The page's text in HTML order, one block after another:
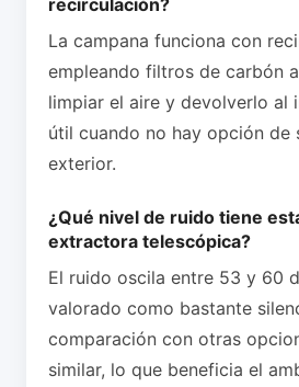
La campana funciona con
empleando filtros de carbón
limpiar el aire y devolverlo al
útil cuando no hay opción de
exterior.
¿Qué nivel de ruido tiene
extractora telescópica?
El ruido oscila entre 53 y 60
valorado como bastante
comparación con otras
similar, lo que beneficia el